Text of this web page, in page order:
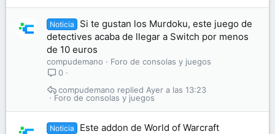
Noticia
Si te gustan los Murdoku, este juego de
detectives acaba de llegar a Switch por menos
de 10 euros
compudemano
Foro de consolas y juegos
0
Foro de consolas y juegos
Ayer a las 13:23
compudemano
Noticia
Este addon de World of Warcraft